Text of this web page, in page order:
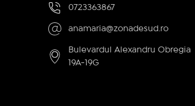
0723363867
anamaria@zonadesud.ro
Bulevardul Alexandru Obregia
19A-19G